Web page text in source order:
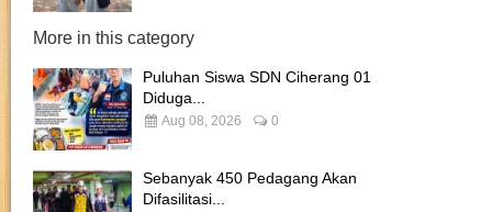
More in this category
Puluhan Siswa SDN Ciherang 01
Diduga...
Aug 08, 2026 0
Sebanyak 450 Pedagang Akan
Difasilitasi...